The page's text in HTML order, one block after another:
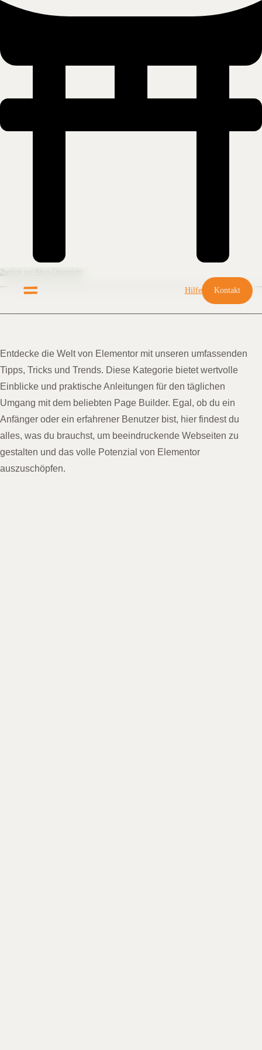
Hilfe Kontakt
Zurück zur Blog-Übersicht
Entdecke die Welt von Elementor mit unseren umfassenden
Tipps, Tricks und Trends. Diese Kategorie bietet wertvolle
Einblicke und praktische Anleitungen für den täglichen
Umgang mit dem beliebten Page Builder. Egal, ob du ein
Anfänger oder ein erfahrener Benutzer bist, hier findest du
alles, was du brauchst, um beeindruckende Webseiten zu
gestalten und das volle Potenzial von Elementor
auszuschöpfen.